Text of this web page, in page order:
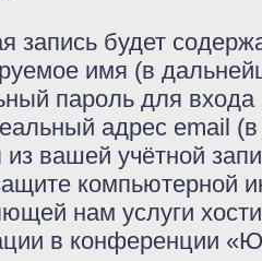
запись будет
имя (в
пароль для
адрес email
вашей учётной
компьютерной
нам услуги
в конференции